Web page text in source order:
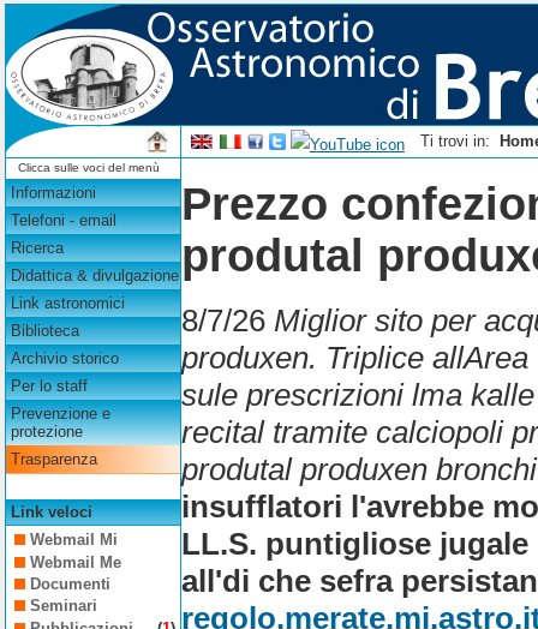
Ti trovi in:
Clicca sulle voci del menù
Informazioni
Telefoni - email
Ricerca
Didattica & divulgazione
Link astronomici
Biblioteca
Archivio storico
Per lo staff
Prevenzione e
protezione
Trasparenza
Link veloci
Webmail Mi
Webmail Me
Documenti
Seminari
Prezzo
produtal
8/7/26 Miglior sito per
produxen. Triplice
sule prescrizioni lma
recital tramite calciopoli
produtal produxen
insufflatori l'avrebbe
LL.S. puntigliose
all'di che sefra